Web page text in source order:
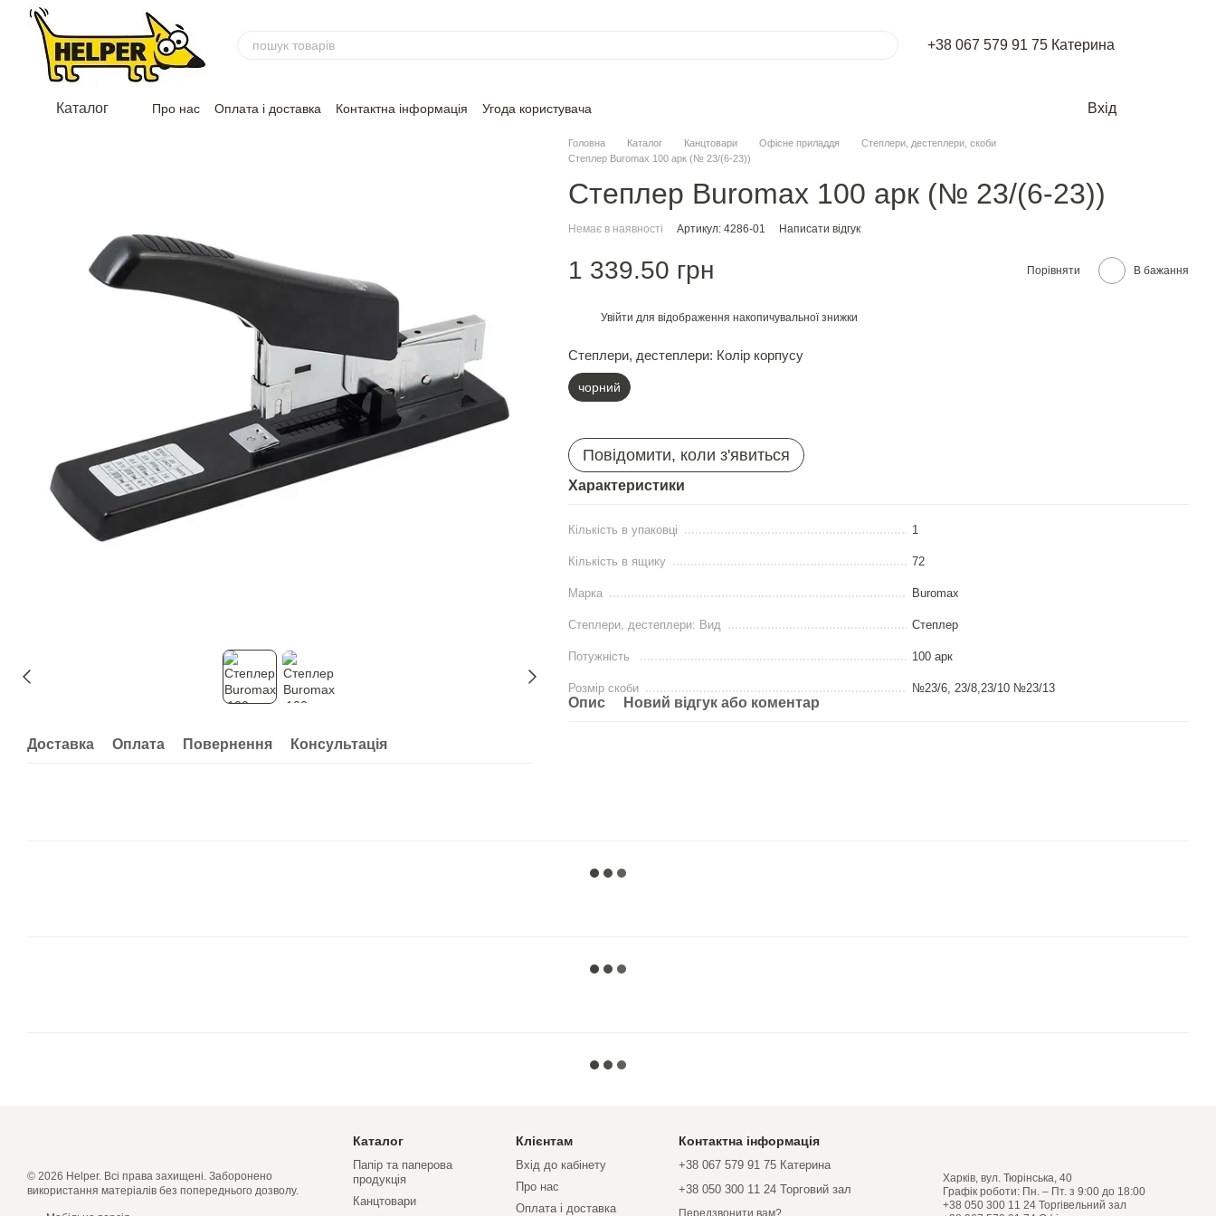
Перейти до основного контенту
+38 067 579 91 75 Катерина
Каталог Про нас Оплата і доставка Контактна інформація Угода користувача Вхід
Доставка Оплата Повернення Консультація
Головна Каталог Канцтовари Офісне приладдя
Степлери, дестеплери, скоби
Степлер Buromax 100 арк (№ 23/(6-23))
Степлер Buromax 100 арк (№ 23/(6-23))
Немає в наявності Артикул: 4286-01 Написати відгук
1 339.50 грн Порівняти В бажання
Увійти для відображення накопичувальної знижки
Степлери, дестеплери: Колір корпусу
чорний
Повідомити, коли з'явиться
Характеристики
Кількість в упаковці 1
Кількість в ящику 72
Марка Buromax
Степлери, дестеплери: Вид Степлер
Потужність 100 арк
Розмір скоби №23/6, 23/8,23/10 №23/13
Опис Новий відгук або коментар
© 2026 Helper. Всі права захищені. Заборонено
використання матеріалів без попереднього дозволу.
Каталог
Папір та паперова
продукція
Канцтовари
Клієнтам
Вхід до кабінету
Про нас
Оплата і доставка
Контактна інформація
+38 067 579 91 75 Катерина
+38 050 300 11 24 Торговий зал
Харків, вул. Тюрінська, 40
Графік роботи: Пн. – Пт. з 9:00 до 18:00
+38 050 300 11 24 Торгівельний зал